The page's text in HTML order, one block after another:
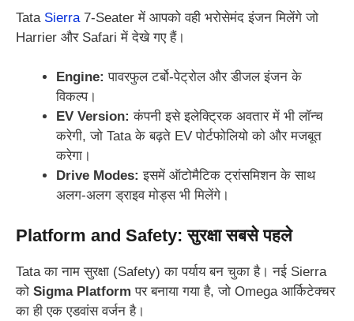
Tata Sierra 7-Seater में आपको वही भरोसेमंद इंजन मिलेंगे जो
Harrier और Safari में देखे गए हैं।
Engine: पावरफुल टर्बो-पेट्रोल और डीजल इंजन के
विकल्प।
EV Version: कंपनी इसे इलेक्ट्रिक अवतार में भी लॉन्च
करेगी, जो Tata के बढ़ते EV पोर्टफोलियो को और मजबूत
करेगा।
Drive Modes: इसमें ऑटोमैटिक ट्रांसमिशन के साथ
अलग-अलग ड्राइव मोड्स भी मिलेंगे।
Platform and Safety: सुरक्षा सबसे पहले
Tata का नाम सुरक्षा (Safety) का पर्याय बन चुका है। नई Sierra
को Sigma Platform पर बनाया गया है, जो Omega आर्किटेक्चर
का ही एक एडवांस वर्जन है।